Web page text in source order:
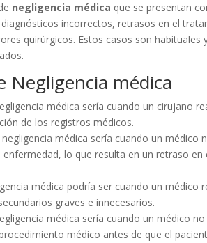
negligencia médica que se presentan
incorrectos, retrasos en el
quirúrgicos. Estos casos son
Negligencia médica
médica sería cuando un cirujano
de los registros médicos.
médica sería cuando un médico
lo que resulta en un retraso
médica podría ser cuando un
graves e innecesarios.
médica sería cuando un médico
médico antes de que el